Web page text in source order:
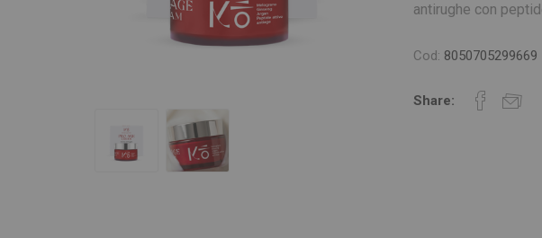
antirughe con
Cod: 8050705299669
Share: